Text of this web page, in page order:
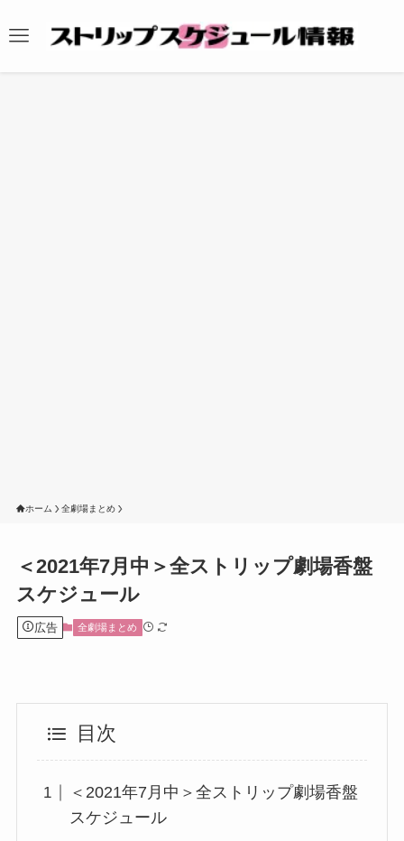
ホーム 全劇場まとめ
＜2021年7月中＞全ストリップ劇場香盤
スケジュール
広告 全劇場まとめ
目次
＜2021年7月中＞全ストリップ劇場香盤
スケジュール